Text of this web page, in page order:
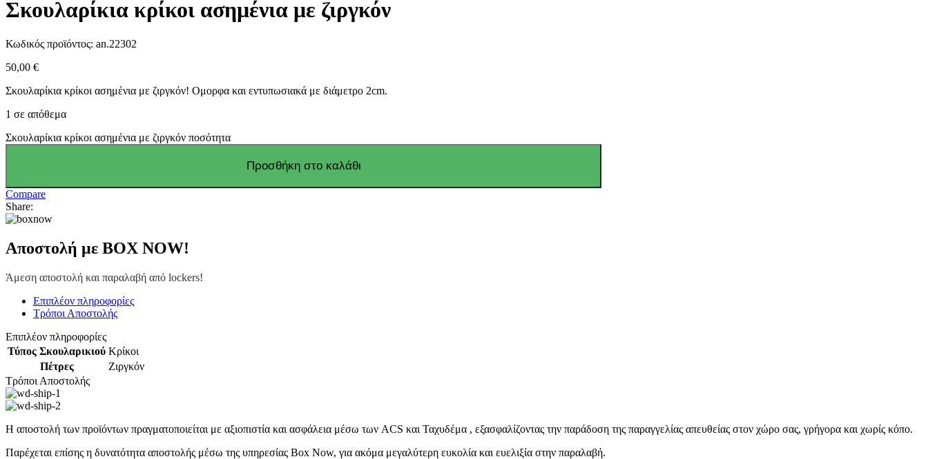
Σκουλαρίκια κρίκοι ασημένια με ζιργκόν
Κωδικός προϊόντος: an.22302
50,00 €
Σκουλαρίκια κρίκοι ασημένια με ζιργκόν! Ομορφα και εντυπωσιακά με διάμετρο 2cm.
1 σε απόθεμα
Σκουλαρίκια κρίκοι ασημένια με ζιργκόν ποσότητα
Προσθήκη στο καλάθι
Compare
Share:
Αποστολή με BOX NOW!
Άμεση αποστολή και παραλαβή από lockers!
Επιπλέον πληροφορίες
Τρόποι Αποστολής
Επιπλέον πληροφορίες
Τύπος Σκουλαρικιού Κρίκοι
Πέτρες
Ζιργκόν
Τρόποι Αποστολής
Η αποστολή των προϊόντων πραγματοποιείται με αξιοπιστία και ασφάλεια μέσω των ACS και Ταχυδέμα , εξασφαλίζοντας την παράδοση της παραγγελίας απευθείας στον χώρο σας, γρήγορα και χωρίς κόπο.
Παρέχεται επίσης η δυνατότητα αποστολής μέσω της υπηρεσίας Box Now, για ακόμα μεγαλύτερη ευκολία και ευελιξία στην παραλαβή.